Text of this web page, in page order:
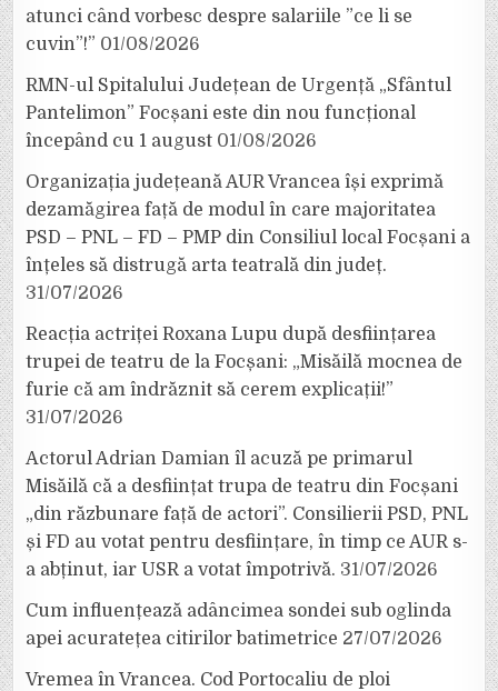
atunci când vorbesc despre salariile ”ce li se
cuvin”!” 01/08/2026
RMN-ul Spitalului Județean de Urgență „Sfântul
Pantelimon” Focșani este din nou funcțional
începând cu 1 august 01/08/2026
Organizația județeană AUR Vrancea își exprimă
dezamăgirea față de modul în care majoritatea
PSD – PNL – FD – PMP din Consiliul local Focșani a
înțeles să distrugă arta teatrală din județ.
31/07/2026
Reacția actriței Roxana Lupu după desființarea
trupei de teatru de la Focșani: „Misăilă mocnea de
furie că am îndrăznit să cerem explicații!”
31/07/2026
Actorul Adrian Damian îl acuză pe primarul
Misăilă că a desființat trupa de teatru din Focșani
„din răzbunare față de actori”. Consilierii PSD, PNL
și FD au votat pentru desființare, în timp ce AUR s-
a abținut, iar USR a votat împotrivă. 31/07/2026
Cum influențează adâncimea sondei sub oglinda
apei acuratețea citirilor batimetrice 27/07/2026
Vremea în Vrancea. Cod Portocaliu de ploi